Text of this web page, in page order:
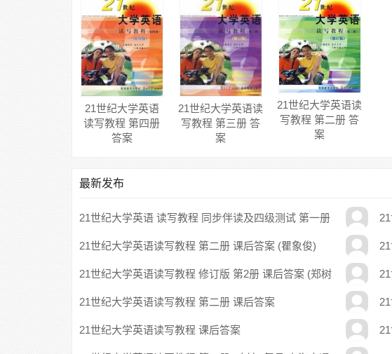
21世纪大学英语
读写教程 第四册
答案
21世纪大学英语读
写教程 第三册 答
案
21世纪大学英语读
写教程 第二册 答
案
最新发布
21世纪大学英语 读写教程 同步伴读及四级测试 第一册
课后答案 (李兆平)
21世纪大学英语读写教程 第二册 课后答案 (瞿象俊)
21世纪大学英语读写教程 修订版 第2册 课后答案 (郑树
棠)
21世纪大学英语读写教程 第二册 课后答案
21世纪大学英语读写教程 课后答案